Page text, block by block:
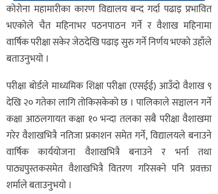
कोरोना महामारीका कारण विद्यालय बन्द गर्दा पढाइ प्रभावित
भएकाेले चैत महिनाभर पठनपाठन गर्ने र वैशाख महिनामा
वार्षिक परीक्षा सकेर जेठदेखि पढाइ सुरु गर्ने निर्णय भएको उहाँले
बताउनुभयो ।
परीक्षा बोर्डले माध्यमिक शिक्षा परीक्षा (एसईई) आउँदाे वैशाख ९
देखि २० गतेका लागि तोकिसकेको छ । पालिकाले सञ्चालन गर्ने
कक्षा आठलगायत कक्षा १० भन्दा तलका सबै परीक्षा वैशाखमा
गरेर वैशाखभित्रै नतिजा प्रकाशन समेत गर्ने, विद्यालयले बनाउने
वार्षिक कार्ययोजना वैशाखभित्रै बनाउने र भर्ना तथा
पाठ्यपुस्तकसमेत वैशाखभित्रै वितरण गरिसक्ने पनि प्रवक्ता
शर्माले बताउनुभयो ।